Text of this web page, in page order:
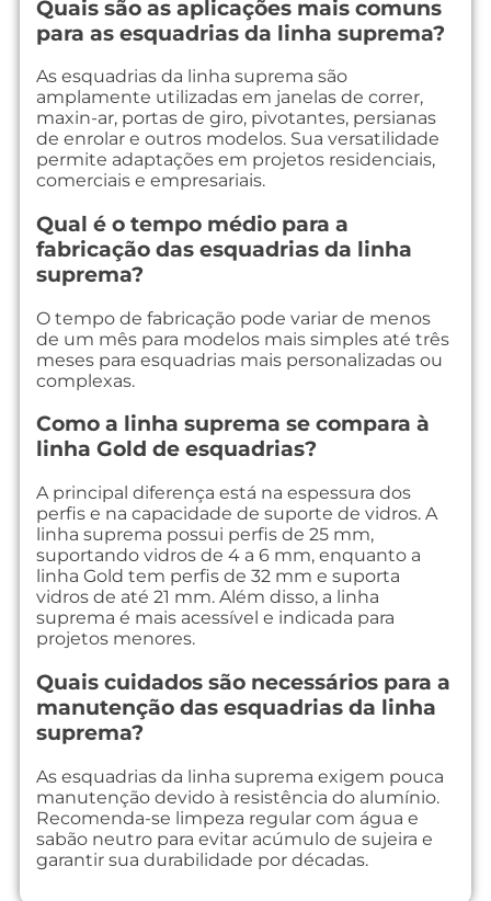
Quais são as aplicações mais comuns
para as esquadrias da linha suprema?
As esquadrias da linha suprema são
amplamente utilizadas em janelas de correr,
maxin-ar, portas de giro, pivotantes, persianas
de enrolar e outros modelos. Sua versatilidade
permite adaptações em projetos residenciais,
comerciais e empresariais.
Qual é o tempo médio para a
fabricação das esquadrias da linha
suprema?
O tempo de fabricação pode variar de menos
de um mês para modelos mais simples até três
meses para esquadrias mais personalizadas ou
complexas.
Como a linha suprema se compara à
linha Gold de esquadrias?
A principal diferença está na espessura dos
perfis e na capacidade de suporte de vidros. A
linha suprema possui perfis de 25 mm,
suportando vidros de 4 a 6 mm, enquanto a
linha Gold tem perfis de 32 mm e suporta
vidros de até 21 mm. Além disso, a linha
suprema é mais acessível e indicada para
projetos menores.
Quais cuidados são necessários para a
manutenção das esquadrias da linha
suprema?
As esquadrias da linha suprema exigem pouca
manutenção devido à resistência do alumínio.
Recomenda-se limpeza regular com água e
sabão neutro para evitar acúmulo de sujeira e
garantir sua durabilidade por décadas.